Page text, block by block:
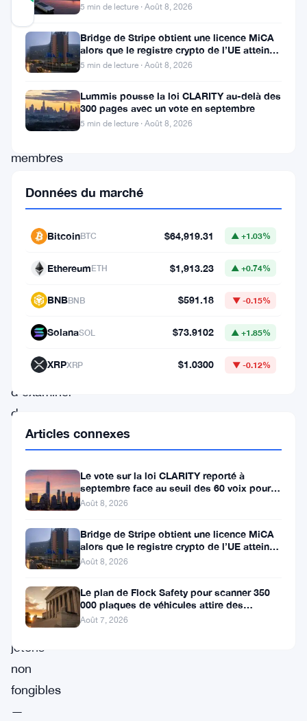
Mis à jour 1 mois il y a
L’UE
veut
plus.
Les
membres
Parlement
officiellement
européenne
d’examiner
de
près
finance
décentralisée,
staking,
prêt
les
jetons
non
fongibles
—
cryptos de juillet atteignent
5 min de lecture · Août 8, 2026
Bridge de Stripe obtient une licence MiCA
alors que le registre crypto de l’UE atteint
324 prestataires
5 min de lecture · Août 8, 2026
Lummis pousse la loi CLARITY au-delà des
300 pages avec un vote en septembre
5 min de lecture · Août 8, 2026
Données du marché
BitcoinBTC $64,919.31 ▲ +1.03%
EthereumETH $1,913.23 ▲ +0.74%
BNBBNB $591.18 ▼ -0.15%
SolanaSOL $73.9102 ▲ +1.85%
XRPXRP $1.0300 ▼ -0.12%
Articles connexes
Le vote sur la loi CLARITY reporté à
septembre face au seuil des 60 voix pour le
projet de loi crypto
Août 8, 2026
Bridge de Stripe obtient une licence MiCA
alors que le registre crypto de l’UE atteint
324 prestataires
Août 8, 2026
Le plan de Flock Safety pour scanner 350
000 plaques de véhicules attire des
poursuites et le retrait du LAPD
Août 7, 2026